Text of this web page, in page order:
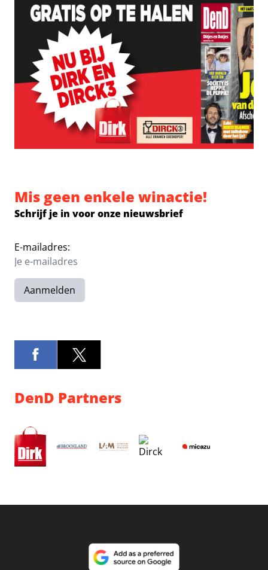
Mis geen enkele winactie!
Schrijf je in voor onze nieuwsbrief
E-mailadres:
Aanmelden
DenD Partners